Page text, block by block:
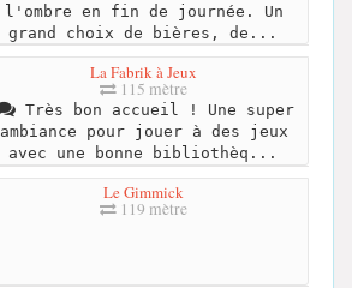
l'ombre en fin de journée. Un
grand choix de bières, de...
La Fabrik à Jeux
115 mètre
Très bon accueil ! Une super
ambiance pour jouer à des jeux
avec une bonne bibliothèq...
Le Gimmick
119 mètre